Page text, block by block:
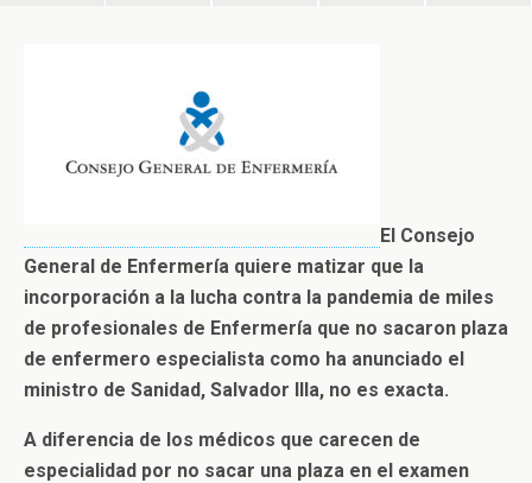
El Consejo
General de Enfermería quiere matizar que la
incorporación a la lucha contra la pandemia de miles
de profesionales de Enfermería que no sacaron plaza
de enfermero especialista como ha anunciado el
ministro de Sanidad, Salvador Illa, no es exacta.
A diferencia de los médicos que carecen de
especialidad por no sacar una plaza en el examen